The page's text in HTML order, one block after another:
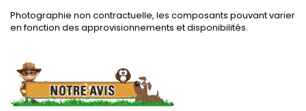
Photographie non contractuelle, les composants pouvant varier
en fonction des approvisionnements et disponibilités.
.